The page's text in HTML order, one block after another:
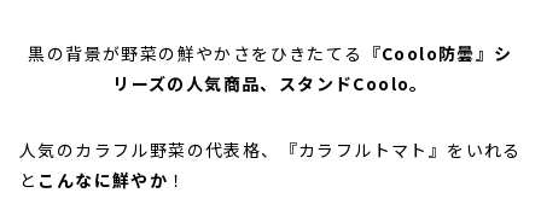
黒の背景が野菜の鮮やかさをひきたてる 『Coolo防曇』シ
リーズの人気商品、スタンドCoolo。
人気のカラフル野菜の代表格、『カラフルトマト』をいれる
と こんなに鮮やか ！